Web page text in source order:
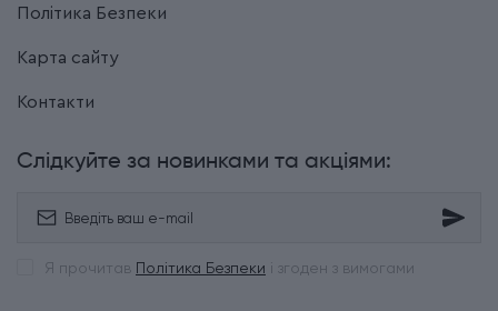
Політика Безпеки
Карта сайту
Контакти
Слідкуйте за новинками та акціями:
Я прочитав Політика Безпеки і згоден з вимогами